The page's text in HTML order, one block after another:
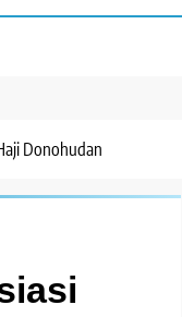
Donohudan